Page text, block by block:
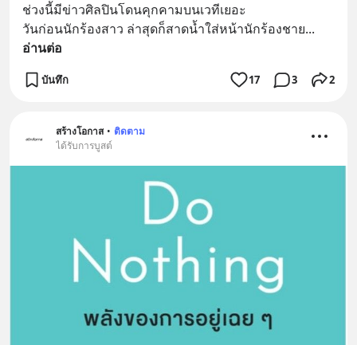
ช่วงนี้มีข่าวศิลปินโดนคุกคามบนเวทีเยอะ
วันก่อนนักร้องสาว ล่าสุดก็สาดน้ำใส่หน้านักร้องชาย
อ่านต่อ
บันทึก 17 3 2
สร้างโอกาส • ติดตาม
ได้รับการบูสต์